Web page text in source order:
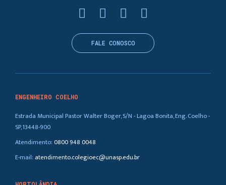
ENGENHEIRO COELHO
Estrada Municipal Pastor Walter Boger, S/N - Lagoa Bonita, Eng. Coelho -
SP, 13448-900
Atendimento:0800 948 0048
E-mail: atendimento.colegioec@unasp.edu.br
FALE CONOSCO